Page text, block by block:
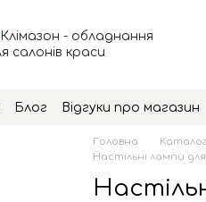
Блог Відгуки про магазин
Головна Каталог
Настільні лампи